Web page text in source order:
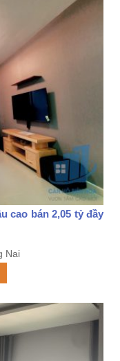
cao bán 2,05 tỷ đầy
Nai